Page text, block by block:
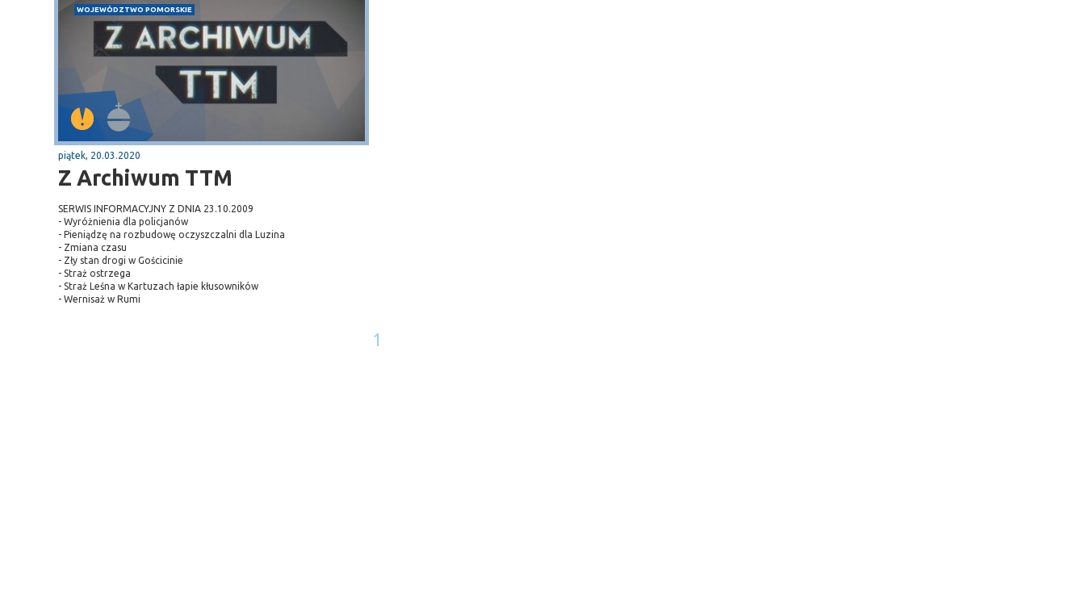
WOJEWÓDZTWO POMORSKIE
piątek, 20.03.2020
Z Archiwum TTM
SERWIS INFORMACYJNY Z DNIA 23.10.2009
- Wyróżnienia dla policjanów
- Pieniądzę na rozbudowę oczyszczalni dla Luzina
- Zmiana czasu
- Zły stan drogi w Gościcinie
- Straż ostrzega
- Straż Leśna w Kartuzach łapie kłusowników
- Wernisaż w Rumi
1